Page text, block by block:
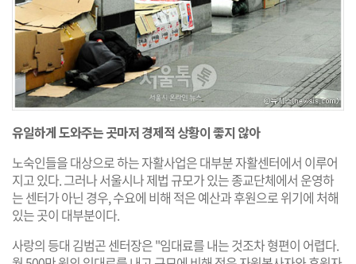
유일하게 도와주는 곳마저 경제적 상황이 좋지 않아
노숙인들을 대상으로 하는 자활사업은 대부분 자활센터에서 이루어
지고 있다. 그러나 서울시나 제법 규모가 있는 종교단체에서 운영하
는 센터가 아닌 경우, 수요에 비해 적은 예산과 후원으로 위기에 처해
있는 곳이 대부분이다.
사랑의 등대 김범곤 센터장은 "임대료를 내는 것조차 형편이 어렵다.